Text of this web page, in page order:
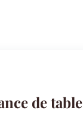
de